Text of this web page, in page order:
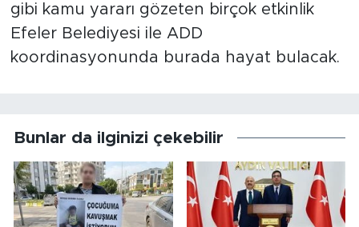
gibi kamu yararı gözeten birçok etkinlik
Efeler Belediyesi ile ADD
koordinasyonunda burada hayat bulacak.
Bunlar da ilginizi çekebilir